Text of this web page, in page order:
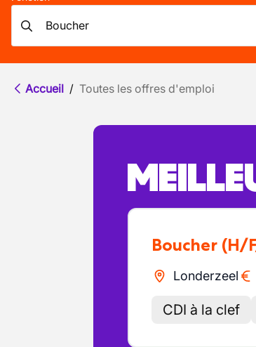
Accueil / Toutes les offres d'emploi
Boucher (H/
Londerzeel
CDI à la clef